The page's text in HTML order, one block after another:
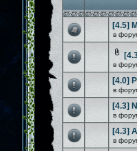
[4.5]
в
в
[4.0]
в
[4.3]
в
[4.3]
в